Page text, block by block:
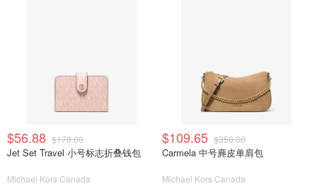
$56.88 $178.00
Jet Set Travel 小号标志折叠钱包
Michael Kors Canada
$109.65 $358.00
Carmela 中号麂皮单肩包
Michael Kors Canada